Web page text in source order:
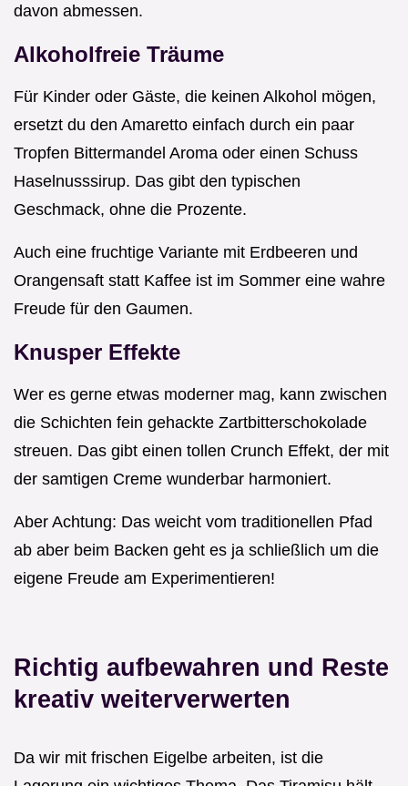
davon abmessen.
Alkoholfreie Träume
Für Kinder oder Gäste, die keinen Alkohol mögen,
ersetzt du den Amaretto einfach durch ein paar
Tropfen Bittermandel Aroma oder einen Schuss
Haselnusssirup. Das gibt den typischen
Geschmack, ohne die Prozente.
Auch eine fruchtige Variante mit Erdbeeren und
Orangensaft statt Kaffee ist im Sommer eine wahre
Freude für den Gaumen.
Knusper Effekte
Wer es gerne etwas moderner mag, kann zwischen
die Schichten fein gehackte Zartbitterschokolade
streuen. Das gibt einen tollen Crunch Effekt, der mit
der samtigen Creme wunderbar harmoniert.
Aber Achtung: Das weicht vom traditionellen Pfad
ab aber beim Backen geht es ja schließlich um die
eigene Freude am Experimentieren!
Richtig aufbewahren und Reste
kreativ weiterverwerten
Da wir mit frischen Eigelbe arbeiten, ist die